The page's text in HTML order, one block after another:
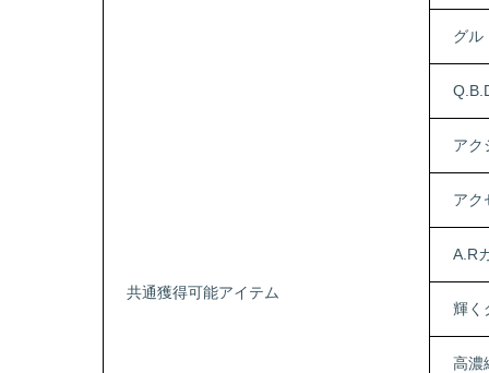
共通獲得可能アイテム
グル
アク
アク
A.R
輝く
高濃